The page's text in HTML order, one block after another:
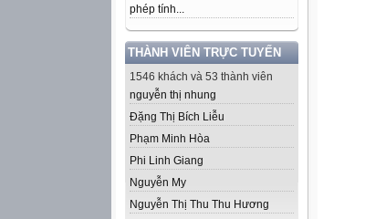
phép tính...
THÀNH VIÊN TRỰC TUYẾN
1546 khách và 53 thành viên
nguyễn thị nhung
Đặng Thị Bích Liễu
Phạm Minh Hòa
Phi Linh Giang
Nguyễn My
Nguyễn Thị Thu Thu Hương